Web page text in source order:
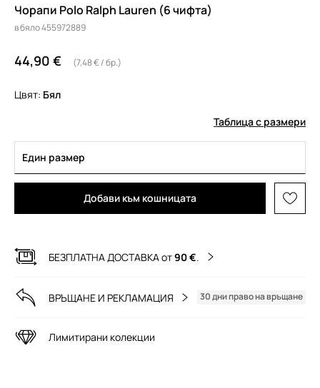
Чорапи Polo Ralph Lauren (6 чифта)
в бяло 455972889
44,90 € (7,48 € / бр.)
Цвят:
бял
Таблица с размери
Един размер
Добави към кошницата
БЕЗПЛАТНА ДОСТАВКА от90 €.
ВРЪЩАНЕ И РЕКЛАМАЦИЯ 30 дни право на връщане
Лимитирани колекции